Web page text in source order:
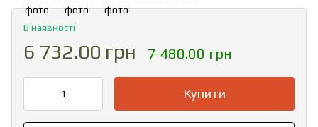
В наявності
6 732.00 грн 7 480.00 грн
Купити